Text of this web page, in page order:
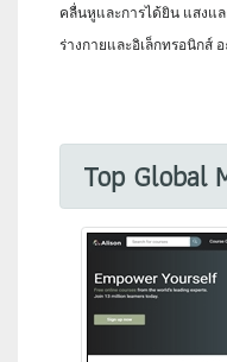
คลื่นหูและการได้ยิน แสงแ
ร่างกายและอิเล็กทรอนิกส์
Top Global